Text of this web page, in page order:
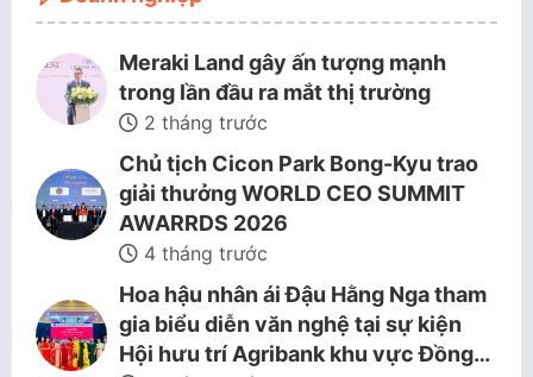
Meraki Land gây ấn tượng mạnh
trong lần đầu ra mắt thị trường
2 tháng trước
Chủ tịch Cicon Park Bong-Kyu trao
giải thưởng WORLD CEO SUMMIT
AWARRDS 2026
4 tháng trước
Hoa hậu nhân ái Đậu Hằng Nga tham
gia biểu diễn văn nghệ tại sự kiện
Hội hưu trí Agribank khu vực Đồng…